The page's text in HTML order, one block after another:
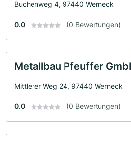
Buchenweg 4, 97440 Werneck
0.0 (0 Bewertungen)
Metallbau Pfeuffer
Mittlerer Weg 24, 97440 Werneck
0.0 (0 Bewertungen)